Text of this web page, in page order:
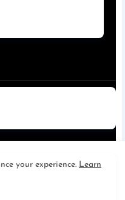
| Mandiri | Cinta Al
your experience. Learn